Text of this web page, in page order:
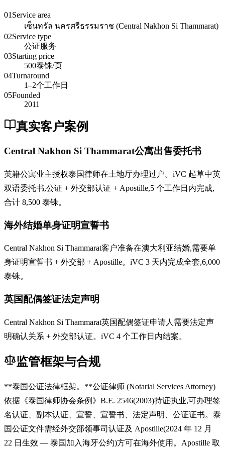
01 Service area
เซ็นทรัล นครศรีธรรมราช (Central Nakhon Si Thammarat)
02Service type
公证服务
03Starting price
500泰铢/页
04Turnaround
1–2个工作日
05Founded
2011
真实客户案例
Central Nakhon Si Thammarat公寓出售委托书
英籍公寓业主授权泰国律师在土地厅办理过户。iVC 起草中英
双语委托书,公证 + 外交部认证 + Apostille,5 个工作日内完成,
合计 8,500 泰铢。
海外结婚单身证明宣誓书
Central Nakhon Si Thammarat客户准备在澳大利亚结婚,需要单
身证明宣誓书 + 外交部 + Apostille。iVC 3 天内完成全套,6,000
泰铢。
英国配偶签证法定声明
Central Nakhon Si Thammarat英国配偶签证申请人需要法定声
明确认关系 + 外交部认证。iVC 4 个工作日内结案。
监管框架与合规
**泰国公证法律框架。**公证律师 (Notarial Services Attorney)
依据《泰国律师协会条例》B.E. 2546(2003)持证执业,可办理签
名认证、副本认证、宣誓、宣誓书、法定声明、公证证书。泰
国公证文件需经外交部领事司认证及 Apostille(2024 年 12 月
22 日生效 — 泰国加入海牙公约)方可在海外使用。Apostille 取